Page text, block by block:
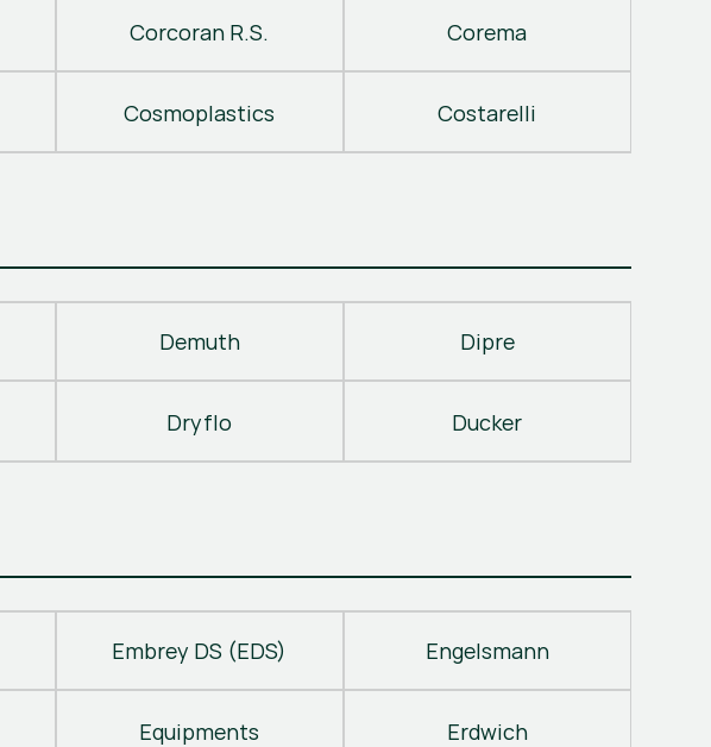
Corcoran R.S. Corema
Cosmoplastics Costarelli
Demuth Dipre
Dryflo Ducker
Embrey DS (EDS) Engelsmann
Equipments Erdwich